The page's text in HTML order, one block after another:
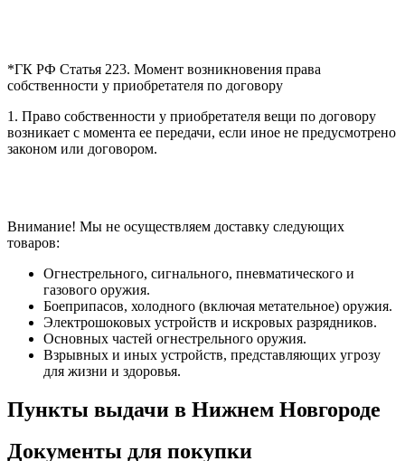
*ГК РФ Статья 223. Момент возникновения права
собственности у приобретателя по договору
1. Право собственности у приобретателя вещи по договору
возникает с момента ее передачи, если иное не предусмотрено
законом или договором.
Внимание! Мы не осуществляем доставку следующих
товаров:
Огнестрельного, сигнального, пневматического и
газового оружия.
Боеприпасов, холодного (включая метательное) оружия.
Электрошоковых устройств и искровых разрядников.
Основных частей огнестрельного оружия.
Взрывных и иных устройств, представляющих угрозу
для жизни и здоровья.
Пункты выдачи в Нижнем Новгороде
Документы для покупки